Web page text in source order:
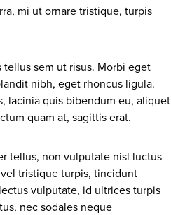
mi ut ornare tristique, turpis
sem ut risus. Morbi eget
nibh, eget rhoncus ligula.
lacinia quis bibendum eu, aliquet
quam at, sagittis erat.
tellus, non vulputate nisl luctus
tristique turpis, tincidunt
vulputate, id ultrices turpis
nec sodales neque